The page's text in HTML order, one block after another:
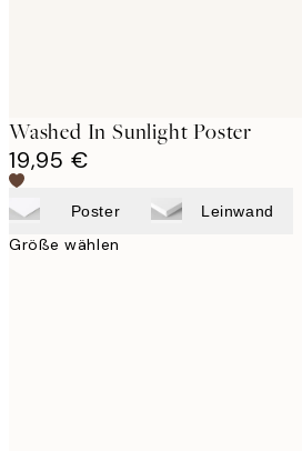
Washed In Sunlight Poster
19,95 €
Poster Leinwand
Größe wählen